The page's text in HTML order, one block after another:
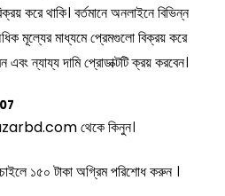
করে থাকি। বর্তমানে অনলাইনে বিভিন্ন
মূল্যের মাধ্যমে প্রেমগুলো বিক্রয় করে
এবং ন্যায্য দামি প্রোডাক্টটি ক্রয় করবেন।
থেকে কিনুন।
১৫০ টাকা অগ্রিম পরিশোধ করুন ।